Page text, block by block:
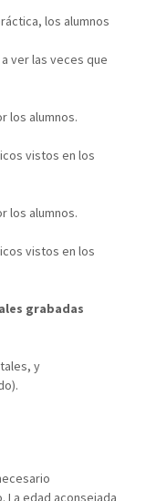
los alumnos
ver las veces que
los alumnos.
vistos en los
los alumnos.
vistos en los
grabadas
y
edad aconsejada